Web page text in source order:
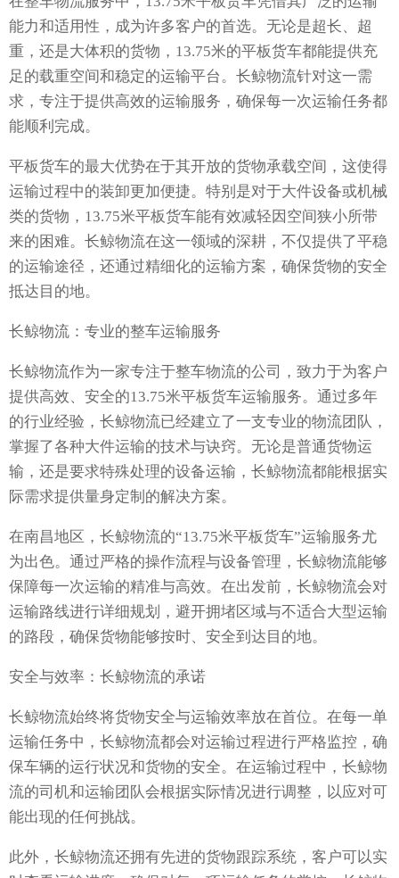
能力和适用性，成为许多客户的首选。无论是超长、超
重，还是大体积的货物，13.75米的平板货车都能提供充
足的载重空间和稳定的运输平台。长鲸物流针对这一需
求，专注于提供高效的运输服务，确保每一次运输任务都
能顺利完成。
平板货车的最大优势在于其开放的货物承载空间，这使得
运输过程中的装卸更加便捷。特别是对于大件设备或机械
类的货物，13.75米平板货车能有效减轻因空间狭小所带
来的困难。长鲸物流在这一领域的深耕，不仅提供了平稳
的运输途径，还通过精细化的运输方案，确保货物的安全
抵达目的地。
长鲸物流：专业的整车运输服务
长鲸物流作为一家专注于整车物流的公司，致力于为客户
提供高效、安全的13.75米平板货车运输服务。通过多年
的行业经验，长鲸物流已经建立了一支专业的物流团队，
掌握了各种大件运输的技术与诀窍。无论是普通货物运
输，还是要求特殊处理的设备运输，长鲸物流都能根据实
际需求提供量身定制的解决方案。
在南昌地区，长鲸物流的“13.75米平板货车”运输服务尤
为出色。通过严格的操作流程与设备管理，长鲸物流能够
保障每一次运输的精准与高效。在出发前，长鲸物流会对
运输路线进行详细规划，避开拥堵区域与不适合大型运输
的路段，确保货物能够按时、安全到达目的地。
安全与效率：长鲸物流的承诺
长鲸物流始终将货物安全与运输效率放在首位。在每一单
运输任务中，长鲸物流都会对运输过程进行严格监控，确
保车辆的运行状况和货物的安全。在运输过程中，长鲸物
流的司机和运输团队会根据实际情况进行调整，以应对可
能出现的任何挑战。
此外，长鲸物流还拥有先进的货物跟踪系统，客户可以实